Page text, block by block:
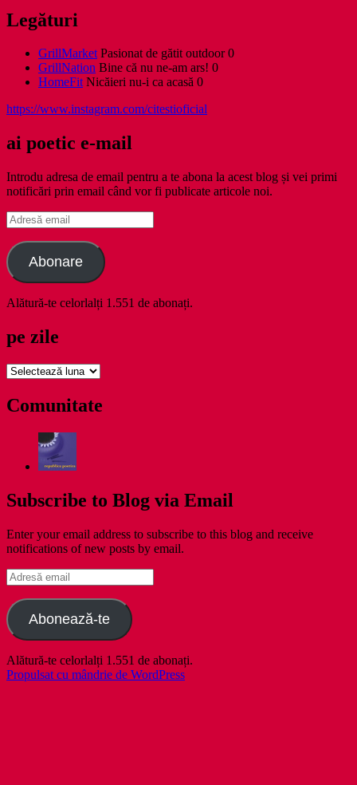
Legături
GrillMarketPasionat de gătit outdoor 0
GrillNation Bine că nu ne-am ars! 0
HomeFitNicăieri nu-i ca acasă 0
https://www.instagram.com/citestioficial
ai poetic e-mail
Introdu adresa de email pentru a te abona la acest blog și vei primi
notificări prin email când vor fi publicate articole noi.
Adresă
email
Abonare
Alătură-te celorlalți 1.551 de abonați.
pe zile
pe
Comunitate
Subscribe to Blog via Email
Enter your email address to subscribe to this blog and receive
notifications of new posts by email.
Adresă
email
Abonează-te
Alătură-te celorlalți 1.551 de abonați.
Propulsat cu mândrie de WordPress